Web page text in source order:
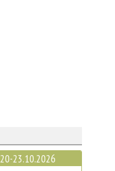
20-23.10.2026